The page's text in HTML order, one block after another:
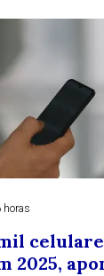
horas
2025,